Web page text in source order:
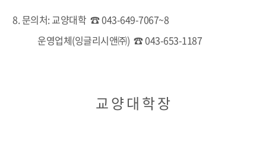
8. 문의처: 교양대학 ☎ 043-649-7067~8
운영업체(잉글리시앤㈜) ☎ 043-653-1187
교 양 대 학 장